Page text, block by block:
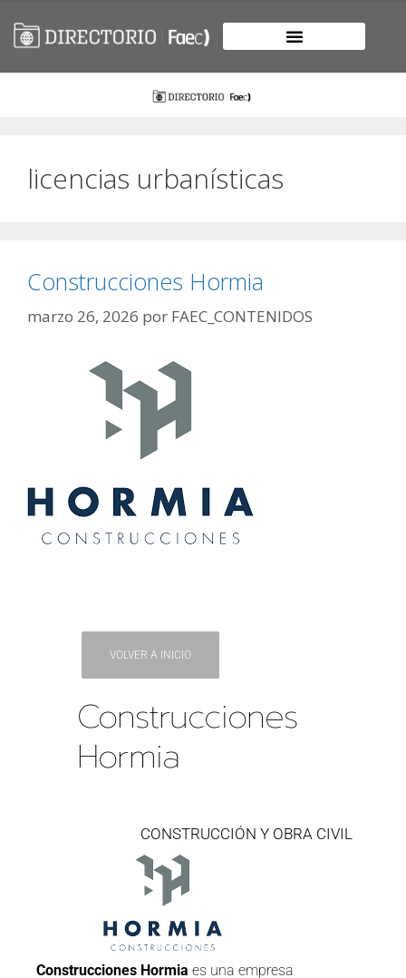
licencias urbanísticas
Construcciones Hormia
marzo 26, 2026 por FAEC_CONTENIDOS
VOLVER A INICIO
Construcciones
Hormia
CONSTRUCCIÓN Y OBRA CIVIL
Construcciones Hormia es una empresa